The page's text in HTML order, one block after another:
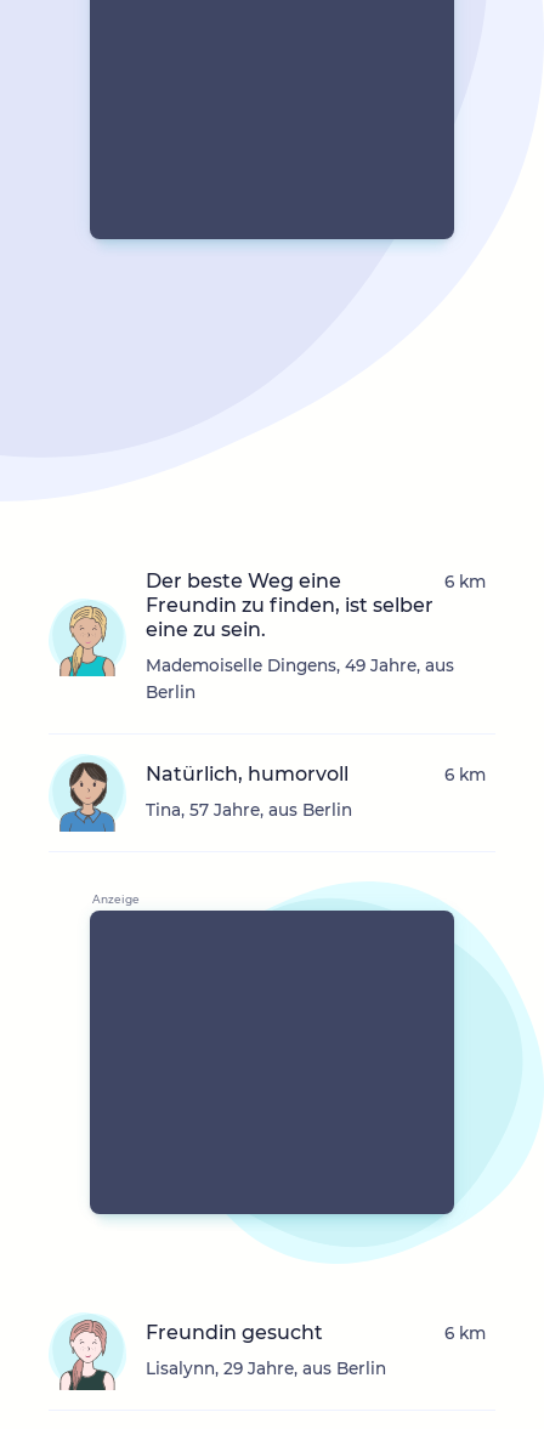
Der beste Weg eine
Freundin zu finden, ist selber
eine zu sein.
Mademoiselle Dingens, 49 Jahre, aus
Berlin
6 km
Natürlich, humorvoll
Tina, 57 Jahre, aus Berlin
6 km
Freundin gesucht
Lisalynn, 29 Jahre, aus Berlin
6 km